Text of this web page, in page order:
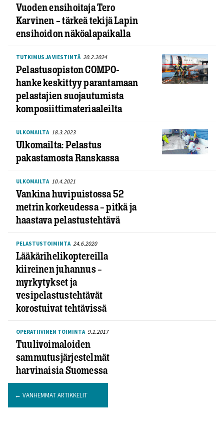
Vuoden ensihoitaja Tero
Karvinen – tärkeä tekijä Lapin
ensihoidon näköalapaikalla
TUTKIMUS JA VIESTINTÄ 20.2.2024
Pelastusopiston COMPO-
hanke keskittyy parantamaan
pelastajien suojautumista
komposiittimateriaaleilta
ULKOMAILTA 18.3.2023
Ulkomailta: Pelastus
pakastamosta Ranskassa
ULKOMAILTA 10.4.2021
Vankina huvipuistossa 52
metrin korkeudessa – pitkä ja
haastava pelastustehtävä
PELASTUSTOIMINTA 24.6.2020
Lääkärihelikoptereilla
kiireinen juhannus –
myrkytykset ja
vesipelastustehtävät
korostuivat tehtävissä
OPERATIIVINEN TOIMINTA 9.1.2017
Tuulivoimaloiden
sammutusjärjestelmät
harvinaisia Suomessa
← VANHEMMAT ARTIKKELIT